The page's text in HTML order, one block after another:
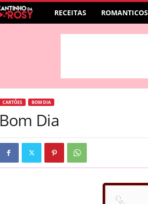
RECEITAS ROMANTICOS
CARTÕES BOM DIA
Bom Dia